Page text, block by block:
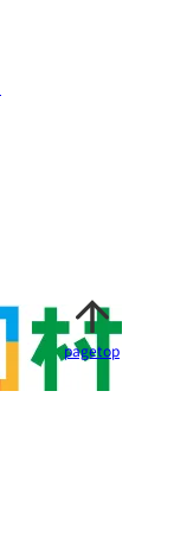
pagetop